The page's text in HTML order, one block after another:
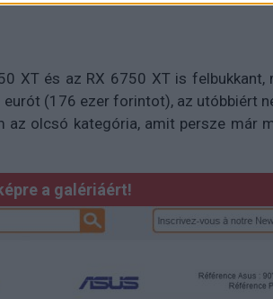
XT és az RX 6750 XT is felbukkant,
(176 ezer forintot), az utóbbiért
olcsó kategória, amit persze már
a galériáért!